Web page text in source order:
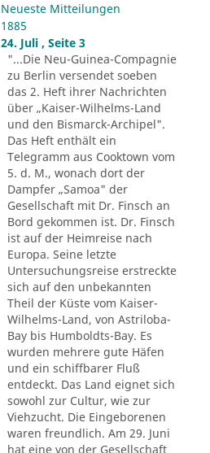
Neueste Mitteilungen
1885
24. Juli , Seite 3
"...Die Neu-Guinea-Compagnie
zu Berlin versendet soeben
das 2. Heft ihrer Nachrichten
über „Kaiser-Wilhelms-Land
und den Bismarck-Archipel".
Das Heft enthält ein
Telegramm aus Cooktown vom
5. d. M., wonach dort der
Dampfer „Samoa" der
Gesellschaft mit Dr. Finsch an
Bord gekommen ist. Dr. Finsch
ist auf der Heimreise nach
Europa. Seine letzte
Untersuchungsreise erstreckte
sich auf den unbekannten
Theil der Küste vom Kaiser-
Wilhelms-Land, von Astriloba-
Bay bis Humboldts-Bay. Es
wurden mehrere gute Häfen
und ein schiffbarer Fluß
entdeckt. Das Land eignet sich
sowohl zur Cultur, wie zur
Viehzucht. Die Eingeborenen
waren freundlich. Am 29. Juni
hat eine von der Gesellschaft